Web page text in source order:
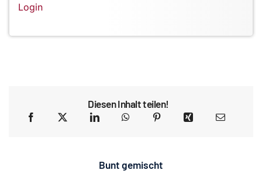
Login
Diesen Inhalt teilen!
Bunt gemischt